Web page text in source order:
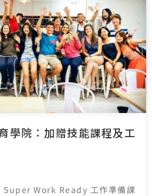
院：加贈技能課程及工
Super Work Ready 工作準備課